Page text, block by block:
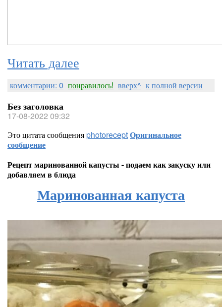
Читать далее
комментарии: 0 понравилось! вверх^ к полной версии
Без заголовка
17-08-2022 09:32
Это цитата сообщенияphotoreceptОригинальное
сообщение
Рецепт маринованной капусты - подаем как закуску или
добавляем в блюда
Маринованная капуста